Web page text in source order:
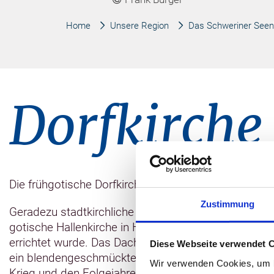
Zustimmung
Diese Webseite verwendet
Wir verwenden Cookies,
Home Unsere Region Das Schweriner
Die frühgotische Dorfkirche Hohen Viecheln ist ein
Geradezu stadtkirchliche Ausmaße besitzt die 33
gotische Hallenkirche in Hohen Viecheln am
errichtet wurde. Das Dach war ursprünglich viel
ein blendengeschmückter Giebel in die Ferne. Nach